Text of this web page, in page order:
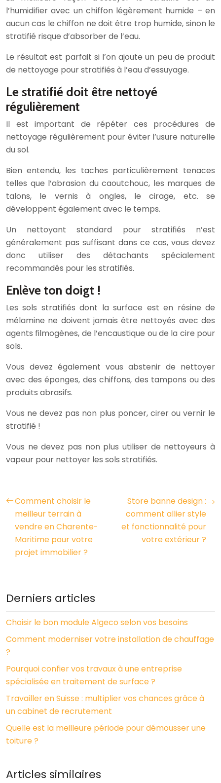
l’humidifier avec un chiffon légèrement humide – en
aucun cas le chiffon ne doit être trop humide, sinon le
stratifié risque d’absorber de l’eau.
Le résultat est parfait si l’on ajoute un peu de produit
de nettoyage pour stratifiés à l’eau d’essuyage.
Le stratifié doit être nettoyé
régulièrement
Il est important de répéter ces procédures de
nettoyage régulièrement pour éviter l’usure naturelle
du sol.
Bien entendu, les taches particulièrement tenaces
telles que l’abrasion du caoutchouc, les marques de
talons, le vernis à ongles, le cirage, etc. se
développent également avec le temps.
Un nettoyant standard pour stratifiés n’est
généralement pas suffisant dans ce cas, vous devez
donc utiliser des détachants spécialement
recommandés pour les stratifiés.
Enlève ton doigt !
Les sols stratifiés dont la surface est en résine de
mélamine ne doivent jamais être nettoyés avec des
agents filmogènes, de l’encaustique ou de la cire pour
sols.
Vous devez également vous abstenir de nettoyer
avec des éponges, des chiffons, des tampons ou des
produits abrasifs.
Vous ne devez pas non plus poncer, cirer ou vernir le
stratifié !
Vous ne devez pas non plus utiliser de nettoyeurs à
vapeur pour nettoyer les sols stratifiés.
Comment choisir le
meilleur terrain à
vendre en Charente-
Maritime pour votre
projet immobilier ?
Store banne design :
comment allier style
et fonctionnalité pour
votre extérieur ?
Derniers articles
Choisir le bon module Algeco selon vos besoins
Comment moderniser votre installation de chauffage
?
Pourquoi confier vos travaux à une entreprise
spécialisée en traitement de surface ?
Travailler en Suisse : multiplier vos chances grâce à
un cabinet de recrutement
Quelle est la meilleure période pour démousser une
toiture ?
Articles similaires